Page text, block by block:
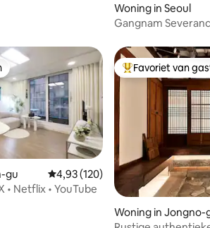
Woning in Seoul
Gangnam
Tower/50 inch tv/
beddengoed/
uit 5, 40 recensies
gu Gemiddelde beoordeling van 4,93
4,93 (120)
• Netflix • YouTube
Topfavoriet van
Favoriet van
Woning in Jongno-